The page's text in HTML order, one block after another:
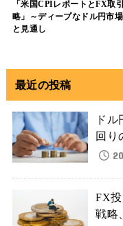
「米国CPIレポートとFX取
略」～ディープなドル円市
と見通し
最近の投稿
ド
回り
FX
戦略